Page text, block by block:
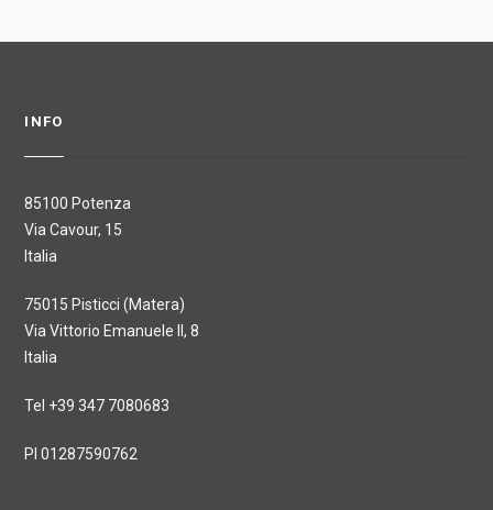
INFO
85100 Potenza
Via Cavour, 15
Italia
75015 Pisticci (Matera)
Via Vittorio Emanuele II, 8
Italia
Tel +39 347 7080683
PI 01287590762